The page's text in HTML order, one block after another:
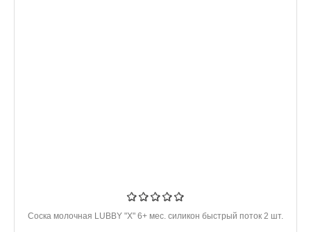
Соска молочная LUBBY "Х" 6+ мес. силикон быстрый поток 2 шт.